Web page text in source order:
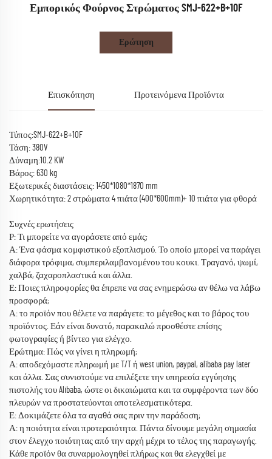
Εμπορικός Φούρνος Στρώματος SMJ-622+B+10F
Ερώτηση
Επισκόπηση Προτεινόμενα Προϊόντα
Τύπος:SMJ-622+B+10F
Τάση: 380V
Δύναμη:10.2 KW
Βάρος: 630 kg
Εξωτερικές διαστάσεις: 1450*1080*1870 mm
Χωρητικότητα: 2 στρώματα 4 πιάτα (400*600mm)+ 10 πιάτα για φθορά
Συχνές ερωτήσεις
Ρ: Τι μπορείτε να αγοράσετε από εμάς;
Α: Ένα φάσμα κομφιστικού εξοπλισμού. Το οποίο μπορεί να παράγει
διάφορα τρόφιμα, συμπεριλαμβανομένου του κουκι. Τραγανό, ψωμί,
χαλβά, ζαχαροπλαστικά και άλλα.
Ε: Ποιες πληροφορίες θα έπρεπε να σας ενημερώσω αν θέλω να λάβω
προσφορά;
Α: το προϊόν που θέλετε να παράγετε: το μέγεθος και το βάρος του
προϊόντος. Εάν είναι δυνατό, παρακαλώ προσθέστε επίσης
φωτογραφίες ή βίντεο για ελέγχο.
Ερώτημα: Πώς να γίνει η πληρωμή;
Α: αποδεχόμαστε πληρωμή με T/T ή west union, paypal, alibaba pay later
και άλλα. Σας συνιστούμε να επιλέξετε την υπηρεσία εγγύησης
πιστολής του Alibaba, ώστε οι δικαιώματα και τα συμφέροντα των δύο
πλευρών να προστατεύονται αποτελεσματικότερα.
Ε: Δοκιμάζετε όλα τα αγαθά σας πριν την παράδοση;
Α: η ποιότητα είναι προτεραιότητα. Πάντα δίνουμε μεγάλη σημασία
στον έλεγχο ποιότητας από την αρχή μέχρι το τέλος της παραγωγής.
Κάθε προϊόν θα συναρμολογηθεί πλήρως και θα ελεγχθεί με